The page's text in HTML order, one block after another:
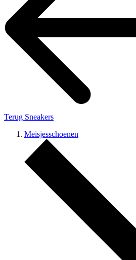
Terug Sneakers
Meisjesschoenen